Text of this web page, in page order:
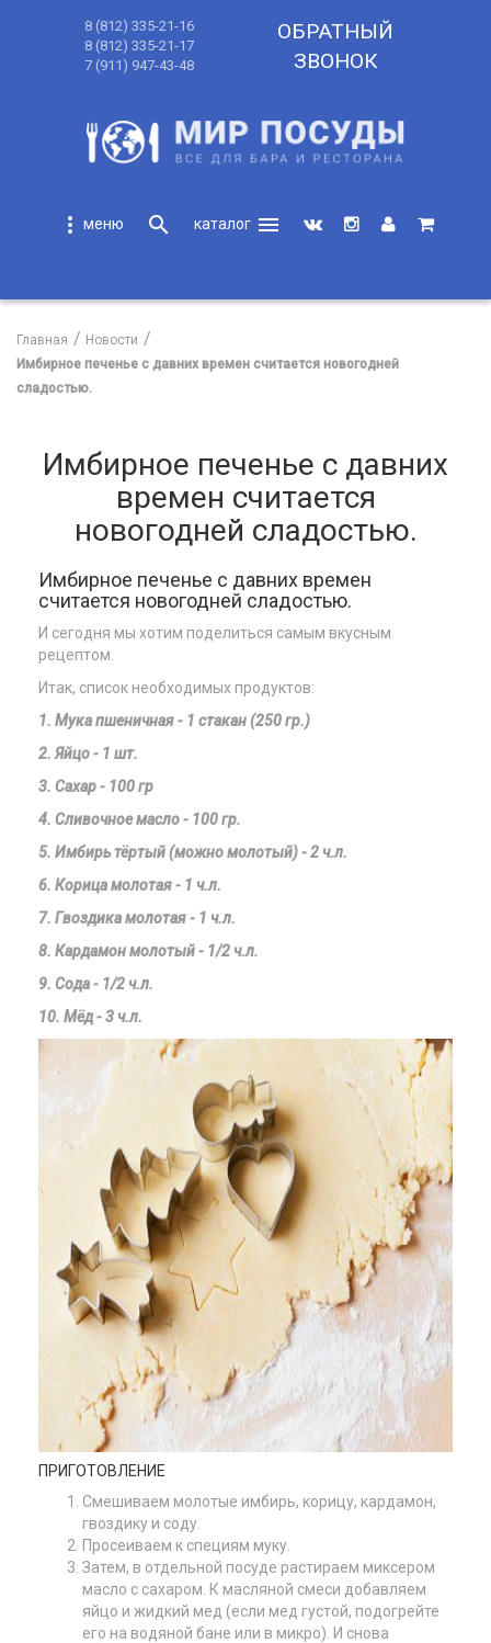
8 (812) 335-21-16
8 (812) 335-21-17
7 (911) 947-43-48
ОБРАТНЫЙ
ЗВОНОК
more_vert search
menu
Главная
Новости
Имбирное печенье с давних времен считается новогодней
сладостью.
Имбирное печенье с давних
времен считается
новогодней сладостью.
Имбирное печенье с давних времен
считается новогодней сладостью.
И сегодня мы хотим поделиться самым вкусным
рецептом.
Итак, список необходимых продуктов:
1. Мука пшеничная - 1 стакан (250 гр.)
2. Яйцо - 1 шт.
3. Сахар - 100 гр
4. Сливочное масло - 100 гр.
5. Имбирь тёртый (можно молотый) - 2 ч.л.
6. Корица молотая - 1 ч.л.
7. Гвоздика молотая- 1 ч.л.
8. Кардамон молотый- 1/2 ч.л.
9. Сода - 1/2 ч.л.
10. Мёд - 3 ч.л.
ПРИГОТОВЛЕНИЕ
Смешиваем молотые имбирь, корицу, кардамон,
гвоздику и соду.
Просеиваем к специям муку.
Затем, в отдельной посуде растираем миксером
масло с сахаром. К масляной смеси добавляем
яйцо и жидкий мед (если мед густой, подогрейте
его на водяной бане или в микро). И снова